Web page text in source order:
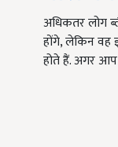
अधिकतर लोग
होंगे, लेकिन
होते हैं. अगर